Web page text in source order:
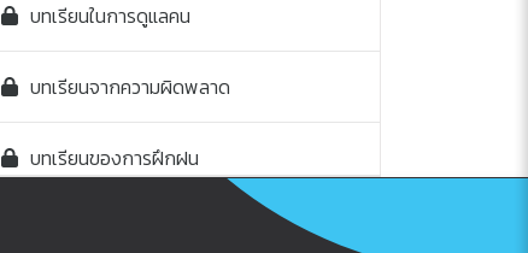
บทเรียนในการดูแลคน
บทเรียนจากความผิดพลาด
บทเรียนของการฝึกฝน